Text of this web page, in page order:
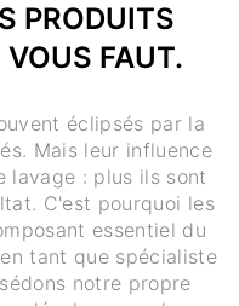
PRODUITS
FAUT.
éclipsés par la
Mais leur influence
lavage : plus ils sont
C'est pourquoi les
essentiel du
tant que spécialiste
notre propre